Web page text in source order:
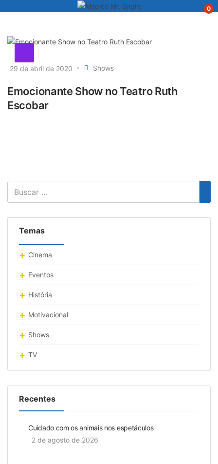
0
Temas
Cinema
Eventos
História
Motivacional
Shows
TV
Recentes
Cuidado com os animais nos espetáculos
2 de agosto de 2026
29 de abril de 2020 Shows
Emocionante Show no Teatro Ruth
Escobar